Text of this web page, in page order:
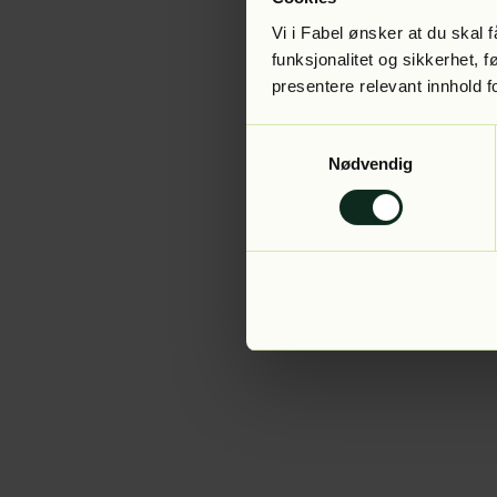
Vi i Fabel ønsker at du skal
funksjonalitet og sikkerhet,
presentere relevant innhold
Nødvendig
Application